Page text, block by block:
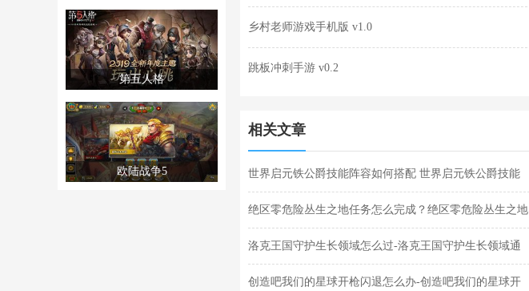
第五人格
欧陆战争5
乡村老师游戏手机版 v1.0
跳板冲刺手游 v0.2
相关文章
世界启元铁公爵技能阵容如何搭配 世界启元铁公爵技能
阵容搭配合集
绝区零危险丛生之地任务怎么完成？绝区零危险丛生之地
任务完成攻略
洛克王国守护生长领域怎么过-洛克王国守护生长领域通
关攻略
创造吧我们的星球开枪闪退怎么办-创造吧我们的星球开